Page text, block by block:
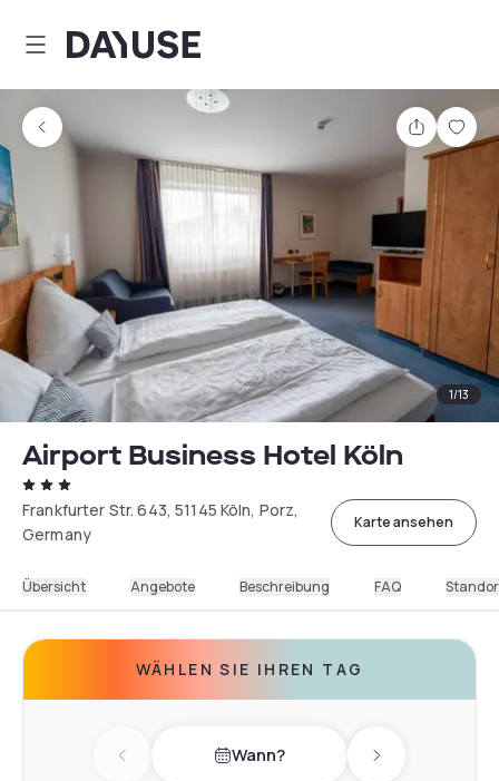
Dayuse
Teilen
1/13
Airport Business Hotel Köln
Frankfurter Str. 643, 51145 Köln, Porz,
Germany
Karte ansehen
Übersicht Angebote Beschreibung FAQ
WÄHLEN SIE IHREN TAG
Previous day Wann? Next day